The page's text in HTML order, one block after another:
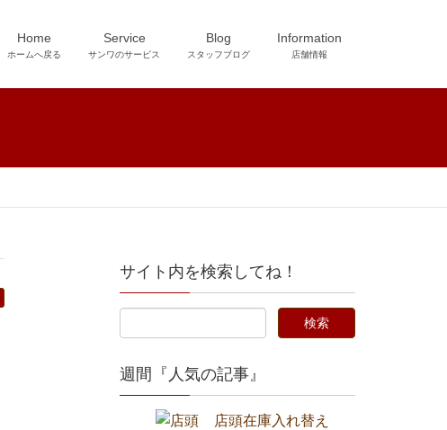
Home
ホームへ戻る
Service
サンワのサービス
Blog
スタッフブログ
Information
店舗情報
サイト内を検索してね！
週間『人気の記事』
店頭在庫入れ替え